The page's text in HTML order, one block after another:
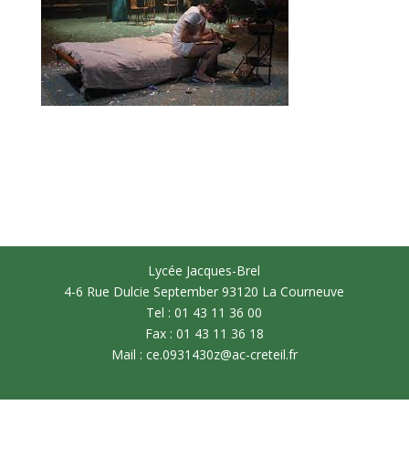
Lycée Jacques-Brel
4-6 Rue Dulcie September 93120 La Courneuve
Tel : 01 43 11 36 00
Fax : 01 43 11 36 18
Mail : ce.0931430z@ac-creteil.fr